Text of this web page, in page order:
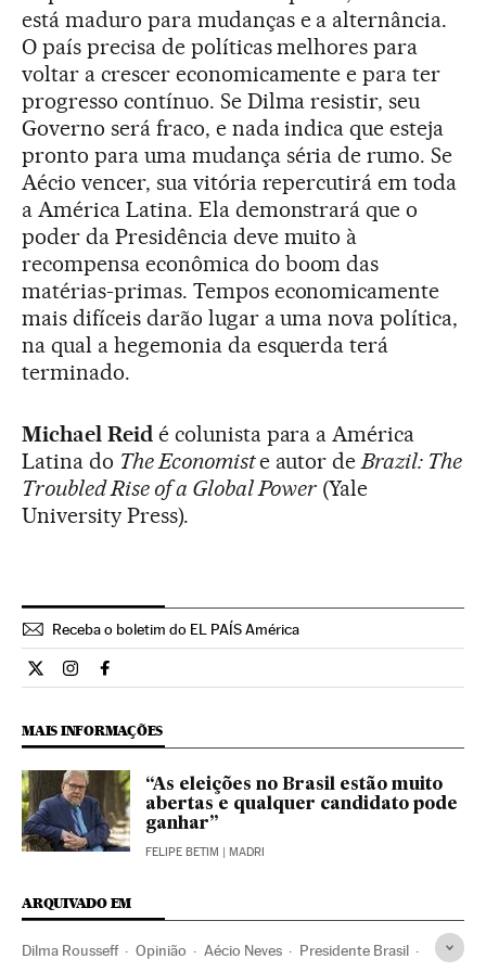
está maduro para mudanças e a alternância.
O país precisa de políticas melhores para
voltar a crescer economicamente e para ter
progresso contínuo. Se Dilma resistir, seu
Governo será fraco, e nada indica que esteja
pronto para uma mudança séria de rumo. Se
Aécio vencer, sua vitória repercutirá em toda
a América Latina. Ela demonstrará que o
poder da Presidência deve muito à
recompensa econômica do boom das
matérias-primas. Tempos economicamente
mais difíceis darão lugar a uma nova política,
na qual a hegemonia da esquerda terá
terminado.
Michael Reidé colunista para a América
Latina do The Economiste autor deBrazil: The
Troubled Rise of a Global Power (Yale
University Press).
Receba o boletim do EL PAÍS América
Opiniao El País Brasil en Twitter
Opiniao El País Brasil en Instagram
Opiniao El País Brasil en Facebook
MAIS INFORMAÇÕES
“As eleições no Brasil estão muito
abertas e qualquer candidato pode
ganhar”
FELIPE BETIM | MADRI
ARQUIVADO EM
Dilma Rousseff Opinião Aécio Neves Presidente Brasil